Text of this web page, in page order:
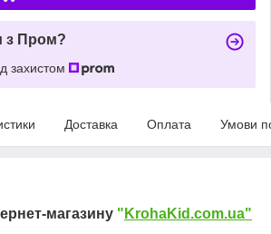
з Пром?
захистом
Доставка Оплата Умови
магазину " KrohaKid.com.ua"